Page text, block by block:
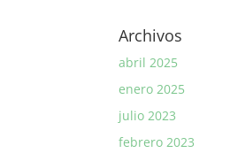
Archivos
abril 2025
enero 2025
julio 2023
febrero 2023